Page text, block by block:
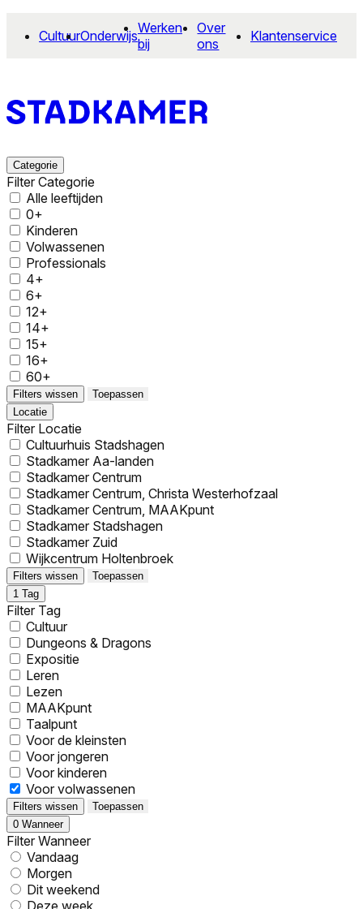
CultuurOnderwijsWerken
bij
Over
ons
Klantenservice
Categorie
Filter Categorie
Alle leeftijden
0+
Kinderen
Volwassenen
Professionals
4+
6+
12+
14+
15+
16+
60+
Filters wissen
Toepassen
Locatie
Filter Locatie
Cultuurhuis Stadshagen
Stadkamer Aa-landen
Stadkamer Centrum
Stadkamer Centrum, Christa Westerhofzaal
Stadkamer Centrum, MAAKpunt
Stadkamer Stadshagen
Stadkamer Zuid
Wijkcentrum Holtenbroek
Filters wissen
Toepassen
1 Tag
Filter Tag
Cultuur
Dungeons & Dragons
Expositie
Leren
Lezen
MAAKpunt
Taalpunt
Voor de kleinsten
Voor jongeren
Voor kinderen
Voor volwassenen
Filters wissen
Toepassen
0 Wanneer
Filter Wanneer
Vandaag
Morgen
Dit weekend
Deze week